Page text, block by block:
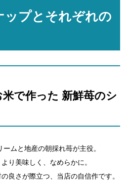
ップとそれぞれの
米で作った 新鮮苺のシ
ムと地産の朝採れ苺が主役。
り美味しく、なめらかに。
良さが際立つ、当店の自信作です。